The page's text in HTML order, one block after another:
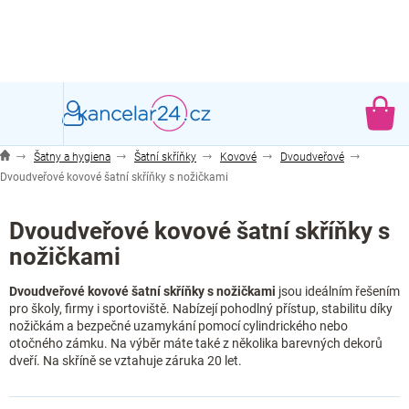
Šatny a hygiena Šatní skříňky Kovové
Dvoudveřové
Dvoudveřové kovové šatní skříňky s nožičkami
Dvoudveřové kovové šatní skříňky s
nožičkami
Dvoudveřové kovové šatní skříňky s nožičkami jsou ideálním řešením
pro školy, firmy i sportoviště. Nabízejí pohodlný přístup, stabilitu díky
nožičkám a bezpečné uzamykání pomocí cylindrického nebo
otočného zámku. Na výběr máte také z několika barevných dekorů
dveří. Na skříně se vztahuje záruka 20 let.